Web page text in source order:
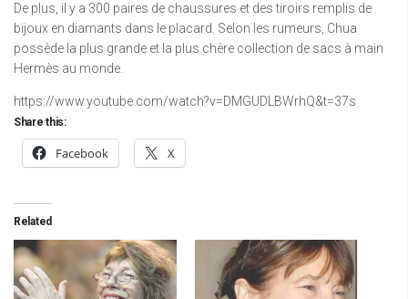
De plus, il y a 300 paires de chaussures et des tiroirs remplis de
bijoux en diamants dans le placard. Selon les rumeurs, Chua
possède la plus grande et la plus chère collection de sacs à main
Hermès au monde.
https://www.youtube.com/watch?v=DMGUDLBWrhQ&t=37s
Share this:
Facebook X
Related